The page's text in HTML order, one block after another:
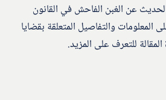
عن الغبن الفاحش في القانون
المعلومات والتفاصيل المتعلقة بقضايا
للتعرف على المزيد.